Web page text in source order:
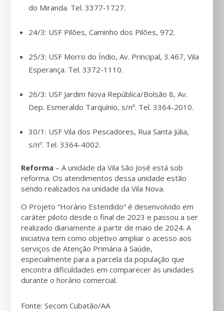
do Miranda. Tel. 3377-1727.
24/3: USF Pilões, Caminho dos Pilões, 972.
25/3: USF Morro do Índio, Av. Principal, 3.467, Vila
Esperança. Tel. 3372-1110.
26/3: USF Jardim Nova República/Bolsão 8, Av.
Dep. Esmeraldo Tarquínio, s/nº. Tel. 3364-2010.
30/1: USF Vila dos Pescadores, Rua Santa Júlia,
s/nº. Tel. 3364-4002.
Reforma – A unidade da Vila São José está sob
reforma. Os atendimentos dessa unidade estão
sendo realizados na unidade da Vila Nova.
O Projeto “Horário Estendido” é desenvolvido em
caráter piloto desde o final de 2023 e passou a ser
realizado diariamente a partir de maio de 2024. A
iniciativa tem como objetivo ampliar o acesso aos
serviços de Atenção Primária à Saúde,
especialmente para a parcela da população que
encontra dificuldades em comparecer às unidades
durante o horário comercial.
Fonte: Secom Cubatão/AA